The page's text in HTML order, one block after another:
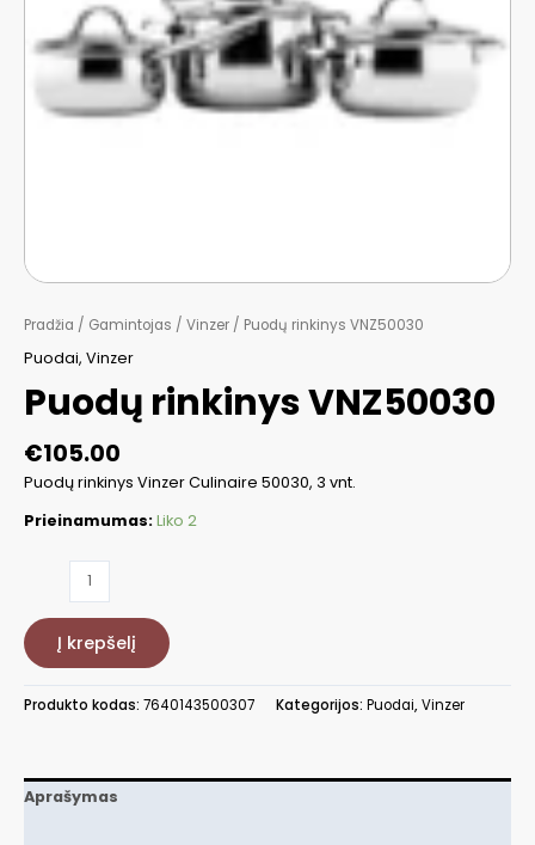
Pradžia / Gamintojas / Vinzer / Puodų rinkinys VNZ50030
Puodai, Vinzer
Puodų rinkinys VNZ50030
€105.00
Puodų rinkinys Vinzer Culinaire 50030, 3 vnt.
Prieinamumas:Liko 2
produkto
Puodų
rinkinys
VNZ50030
Į krepšelį
Produkto kodas: 7640143500307 Kategorijos: Puodai,Vinzer
Aprašymas